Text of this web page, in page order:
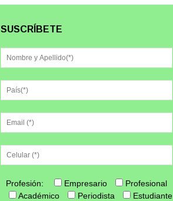
SUSCRÍBETE
Profesión: Empresario
Profesional
Académico
Periodista
Estudiante